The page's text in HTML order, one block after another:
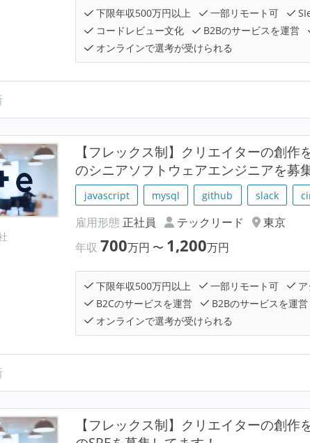
下限年収500万円以上 一部リモート可
コードレビュー文化
B2Bのサービスを運営
オンラインで選考が受けられる
【フレックス制】クリエイターの創
のシニアソフトウェアエンジニアを募
javascript mysql github slack
雇用形態 正社員 テックリード
東京
年収700万円 〜 1,200万円
下限年収500万円以上 一部リモート可
B2Cのサービスを運営
B2Bのサービスを運営
オンラインで選考が受けられる
【フレックス制】クリエイターの創